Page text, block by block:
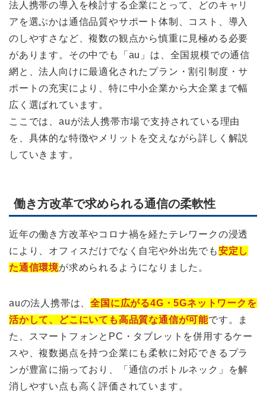
法人携帯の導入を検討する企業にとって、どのキャリ
アを選ぶかは通信品質やサポート体制、コスト、導入
のしやすさなど、複数の観点から慎重に見極める必要
があります。その中でも「au」は、全国規模での通信
網と、法人向けに最適化されたプラン・割引制度・サ
ポートの充実により、特に中小企業から大企業まで幅
広く選ばれています。
ここでは、auが法人携帯市場で支持されている理由
を、具体的な特徴やメリットを交えながら詳しく解説
していきます。
働き方改革で求められる通信の柔軟性
近年の働き方改革やコロナ禍を経たテレワークの浸透
により、オフィスだけでなく自宅や外出先でも安定し
た通信環境が求められるようになりました。
auの法人携帯は、全国に広がる4G・5Gネットワークを
活かして、どこにいても高品質な通信が可能です。ま
た、スマートフォンとPC・タブレットを併用するケー
スや、複数拠点を持つ企業にも柔軟に対応できるプラ
ンが豊富に揃っており、「通信のボトルネック」を解
消しやすい点も高く評価されています。